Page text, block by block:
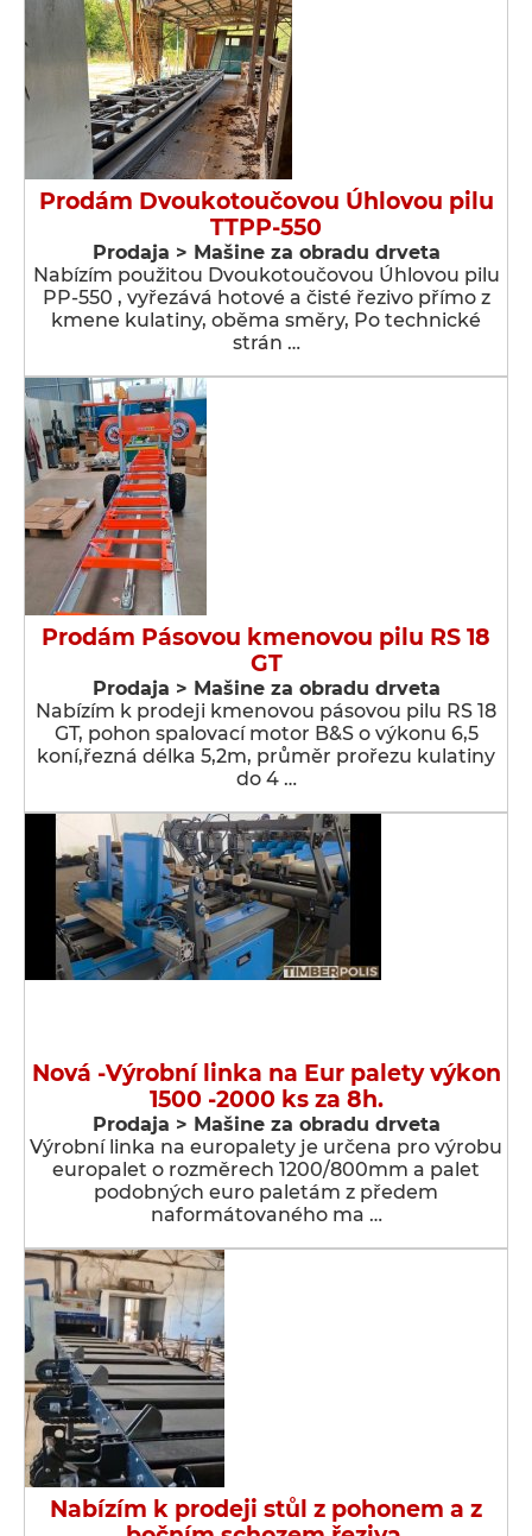
Prodám Dvoukotoučovou Úhlovou pilu
TTPP-550
Prodaja > Мašine za obradu drveta
Nabízím použitou Dvoukotoučovou Úhlovou pilu
PP-550 , vyřezává hotové a čisté řezivo přímo z
kmene kulatiny, oběma směry, Po technické
strán …
Prodám Pásovou kmenovou pilu RS 18
GT
Prodaja > Мašine za obradu drveta
Nabízím k prodeji kmenovou pásovou pilu RS 18
GT, pohon spalovací motor B&S o výkonu 6,5
koní,řezná délka 5,2m, průměr prořezu kulatiny
do 4 …
Nová -Výrobní linka na Eur palety výkon
1500 -2000 ks za 8h.
Prodaja > Мašine za obradu drveta
Výrobní linka na europalety je určena pro výrobu
europalet o rozměrech 1200/800mm a palet
podobných euro paletám z předem
naformátovaného ma …
Nabízím k prodeji stůl z pohonem a z